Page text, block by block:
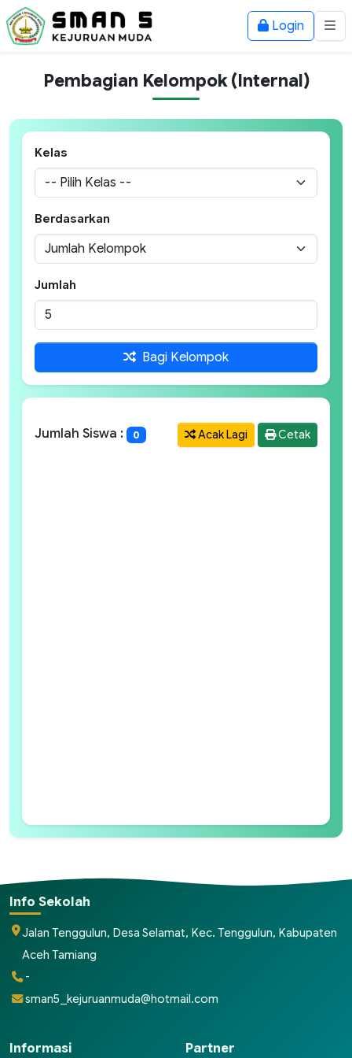
Login
Pembagian Kelompok (Internal)
Kelas
Berdasarkan
Jumlah
Bagi Kelompok
Jumlah Siswa : 0 Acak Lagi Cetak
Info Sekolah
Jalan Tenggulun, Desa Selamat, Kec. Tenggulun, Kabupaten
Aceh Tamiang
-
sman5_kejuruanmuda@hotmail.com
Informasi Partner